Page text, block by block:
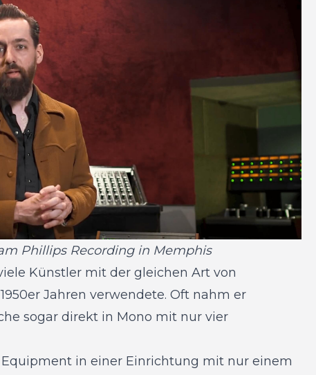
Phillips Recording in Memphis
Künstler mit der gleichen Art von
Jahren verwendete. Oft nahm er
sogar direkt in Mono mit nur vier
in einer Einrichtung mit nur einem